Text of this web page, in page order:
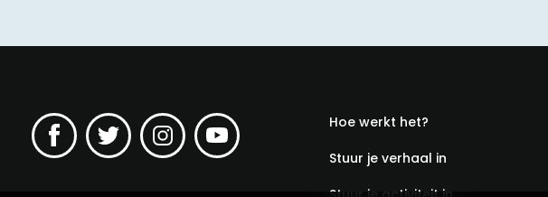
Hoe werkt het?
Stuur je verhaal in